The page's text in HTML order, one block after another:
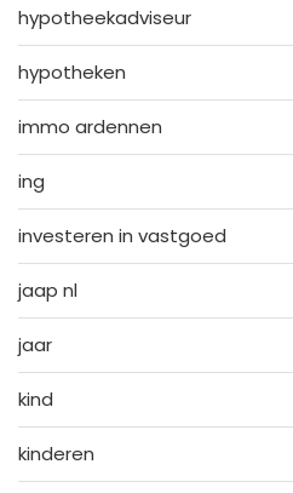
hypotheekadviseur
hypotheken
immo ardennen
ing
investeren in vastgoed
jaap nl
jaar
kind
kinderen